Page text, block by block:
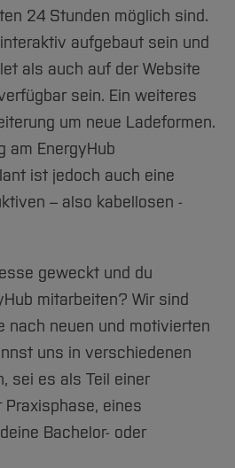
24 Stunden möglich sind.
aufgebaut sein und
als auch auf der Website
sein. Ein weiteres
um neue Ladeformen.
am EnergyHub
ist jedoch auch eine
– also kabellosen -
geweckt und du
mitarbeiten? Wir sind
nach neuen und motivierten
uns in verschiedenen
sei es als Teil einer
eines
Bachelor- oder